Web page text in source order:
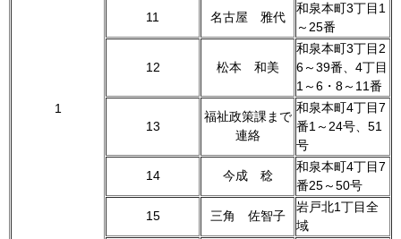
1
11 名古屋 雅代
和泉本町3丁目1
～25番
12 松本 和美
和泉本町3丁目2
6～39番、4丁目
1～6・8～11番
13
福祉政策課まで
連絡
和泉本町4丁目7
番1～24号、51
号
14 今成 稔
和泉本町4丁目7
番25～50号
15 三角 佐智子
岩戸北1丁目全
域